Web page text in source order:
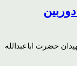
حضرت اباعبدالله